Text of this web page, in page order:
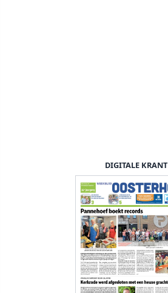
DIGITALE KRANT